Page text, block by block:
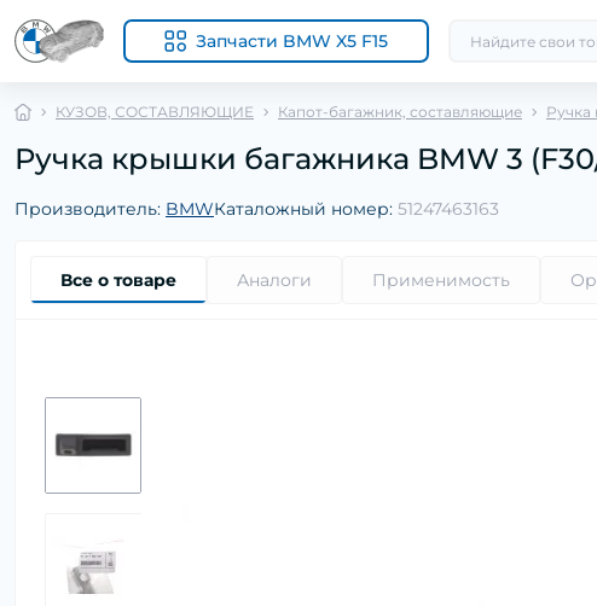
Запчасти BMW X5 F15
КУЗОВ, СОСТАВЛЯЮЩИЕ Капот-багажник, составляющие Ручка
Ручка крышки багажника BMW 3 (F30/
Производитель: BMWКаталожный номер: 51247463163
Все о товаре Аналоги Применимость